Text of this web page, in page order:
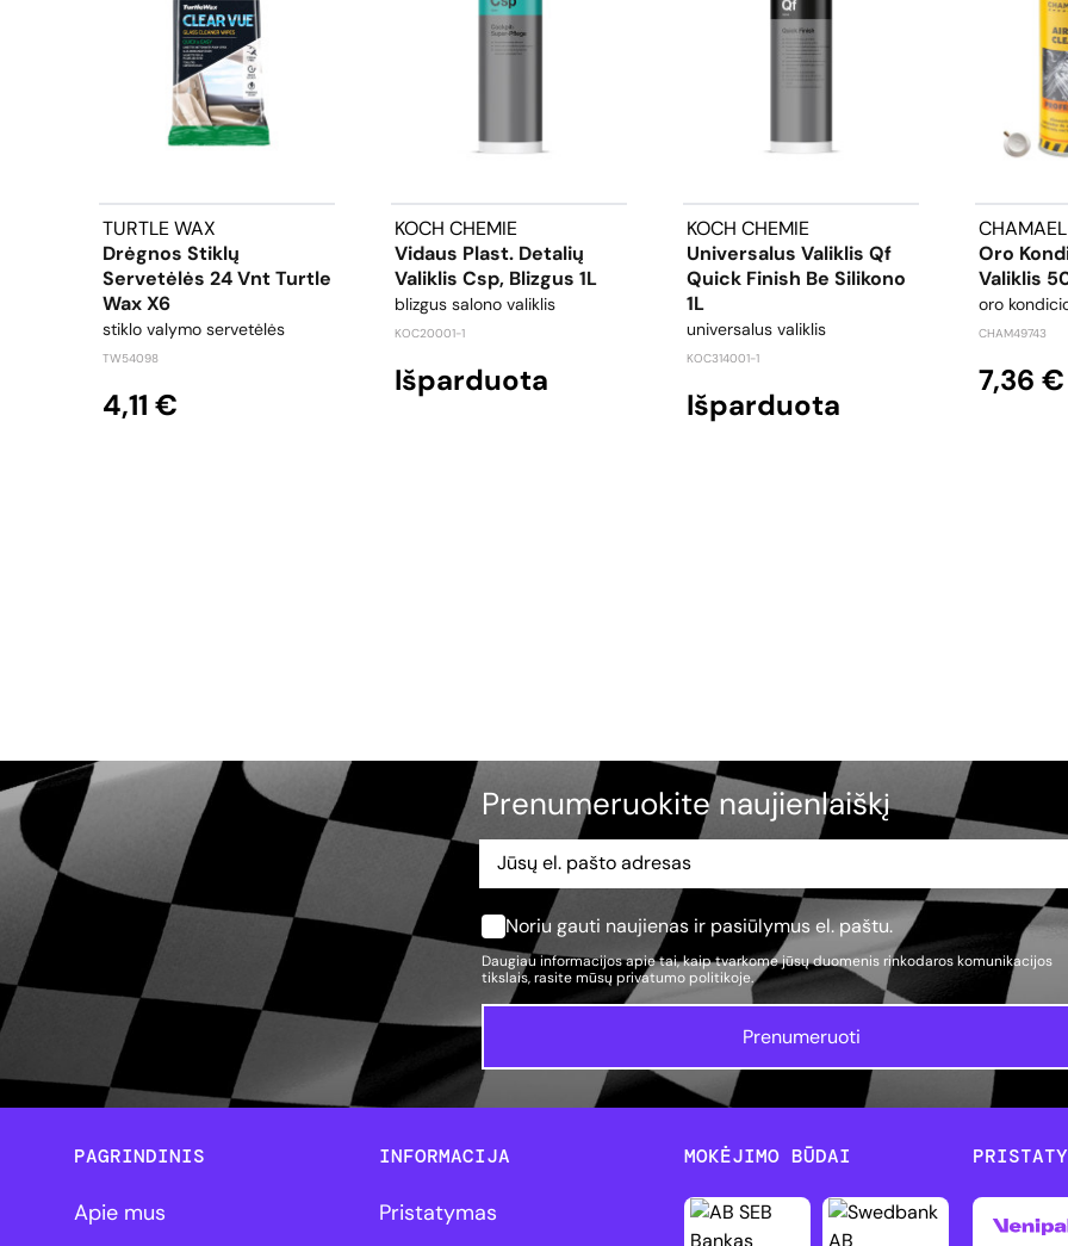
TURTLE WAX
Drėgnos Stiklų
Servetėlės 24 Vnt Turtle
Wax X6
stiklo valymo servetėlės
TW54098
4,11 €
KOCH CHEMIE
Vidaus Plast. Detalių
Valiklis Csp, Blizgus 1L
blizgus salono valiklis
KOC20001-1
Išparduota
KOCH CHEMIE
Universalus Valiklis Qf
Quick Finish Be Silikono
1L
universalus valiklis
KOC314001-1
Išparduota
Oro
Valiklis
oro
CHAM49743
7,36 €
Prenumeruokite naujienlaiškį
Noriu gauti naujienas ir pasiūlymus el. paštu.
Daugiau informacijos apie tai, kaip tvarkome jūsų duomenis rinkodaros komunikacijos
tikslais, rasite mūsų privatumo politikoje.
Prenumeruoti
PAGRINDINIS
Apie mus
INFORMACIJA
Pristatymas
MOKĖJIMO BŪDAI